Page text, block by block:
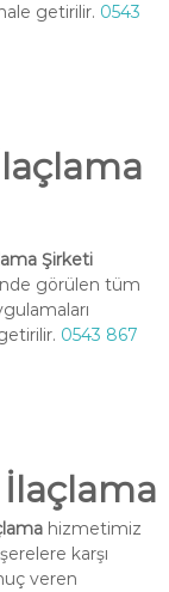
getirilir. 0543
Şirketi
görülen tüm
0543 867
İlaçlama
hizmetimiz
karşı
veren